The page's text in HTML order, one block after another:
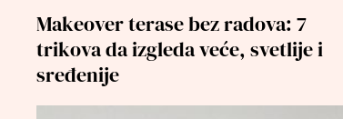
Makeover terase bez radova: 7
trikova da izgleda veće, svetlije i
sređenije